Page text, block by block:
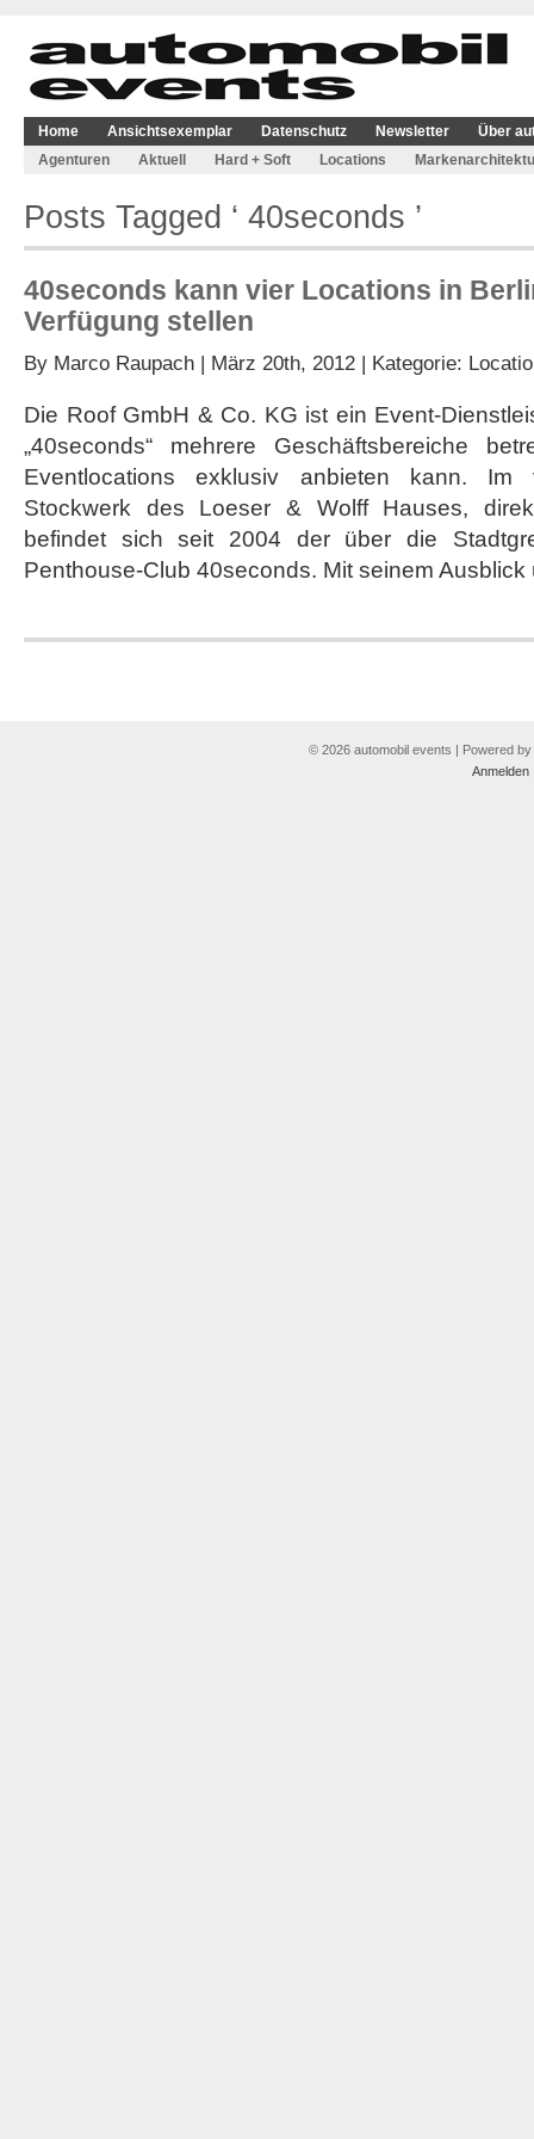
Home Ansichtsexemplar Datenschutz Newsletter
Über
Agenturen
Aktuell Hard + Soft Locations
Posts Tagged ‘ 40seconds ’
40seconds kann vier Locations in
Verfügung stellen
By Marco Raupach | März 20th, 2012 | Kategorie:
Die Roof GmbH & Co. KG ist ein Event-
„40seconds“ mehrere Geschäftsbereiche
Eventlocations exklusiv anbieten kann. Im
Stockwerk des Loeser & Wolff Hauses,
befindet sich seit 2004 der über die
Penthouse-Club 40seconds. Mit seinem
© 2026 automobil events | Powered by
Anmelden|